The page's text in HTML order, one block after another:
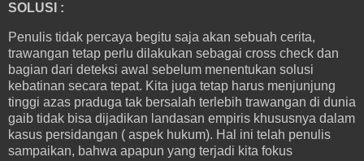
SOLUSI :
Penulis tidak percaya begitu saja akan sebuah cerita,
trawangan tetap perlu dilakukan sebagai cross check dan
bagian dari deteksi awal sebelum menentukan solusi
kebatinan secara tepat. Kita juga tetap harus menjunjung
tinggi azas praduga tak bersalah terlebih trawangan di dunia
gaib tidak bisa dijadikan landasan empiris khususnya dalam
kasus persidangan ( aspek hukum). Hal ini telah penulis
sampaikan, bahwa apapun yang terjadi kita fokus